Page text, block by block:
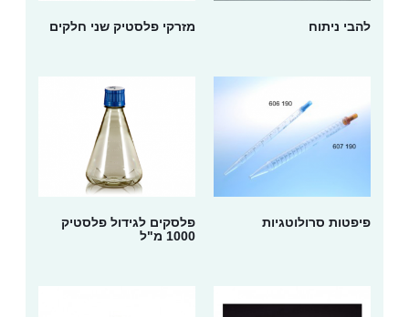
להבי ניתוח מזרקי פלסטיק שני חלקים
פיפטות סרולוטגיות
פלסקים לגידול פלסטיק
1000 מ"ל